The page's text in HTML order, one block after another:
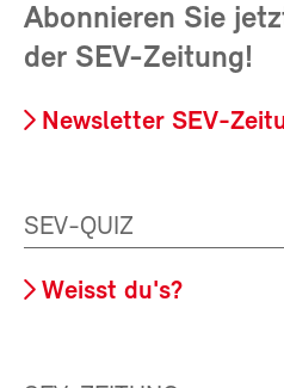
Abonnieren Sie
der SEV-Zeitung!
Newsletter SEV-
SEV-QUIZ
Weisst du's?